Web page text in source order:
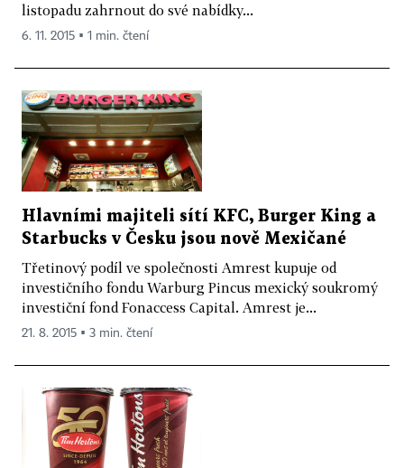
listopadu zahrnout do své nabídky...
6. 11. 2015 ▪ 1 min. čtení
Hlavními majiteli sítí KFC, Burger King a
Starbucks v Česku jsou nově Mexičané
Třetinový podíl ve společnosti Amrest kupuje od
investičního fondu Warburg Pincus mexický soukromý
investiční fond Fonaccess Capital. Amrest je...
21. 8. 2015 ▪ 3 min. čtení